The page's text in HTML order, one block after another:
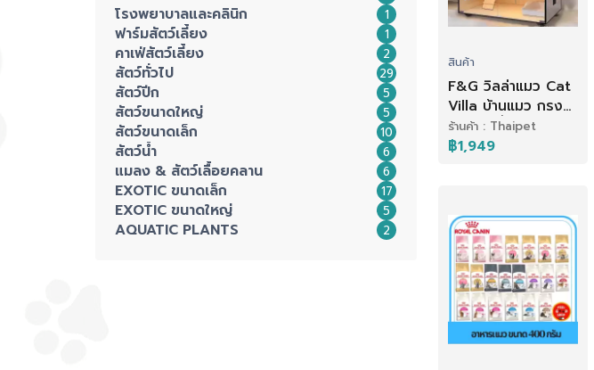
โรงพยาบาลและคลินิก 1
ฟาร์มสัตว์เลี้ยง 1
คาเฟ่สัตว์เลี้ยง 2
สัตว์ทั่วไป 29
สัตว์ปีก 5
สัตว์ขนาดใหญ่ 5
สัตว์ขนาดเล็ก 10
สัตว์น้ำ 6
แมลง & สัตว์เลื้อยคลาน 6
EXOTIC ขนาดเล็ก 17
EXOTIC ขนาดใหญ่ 5
AQUATIC PLANTS 2
สินค้า
F&G วิลล่าแมว Cat
Villa บ้านแมว กรง
แมว ไม้เนื้อแข็ง
วิลล่าแมวขนาดใหญ
ร้านค้า : Thaipet
฿1,949